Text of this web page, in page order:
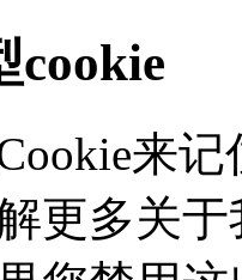
cookie
来
解更多